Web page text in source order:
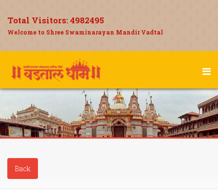
Total Visitors:4982495
Welcome to Shree Swaminarayan Mandir Vadtal
Back